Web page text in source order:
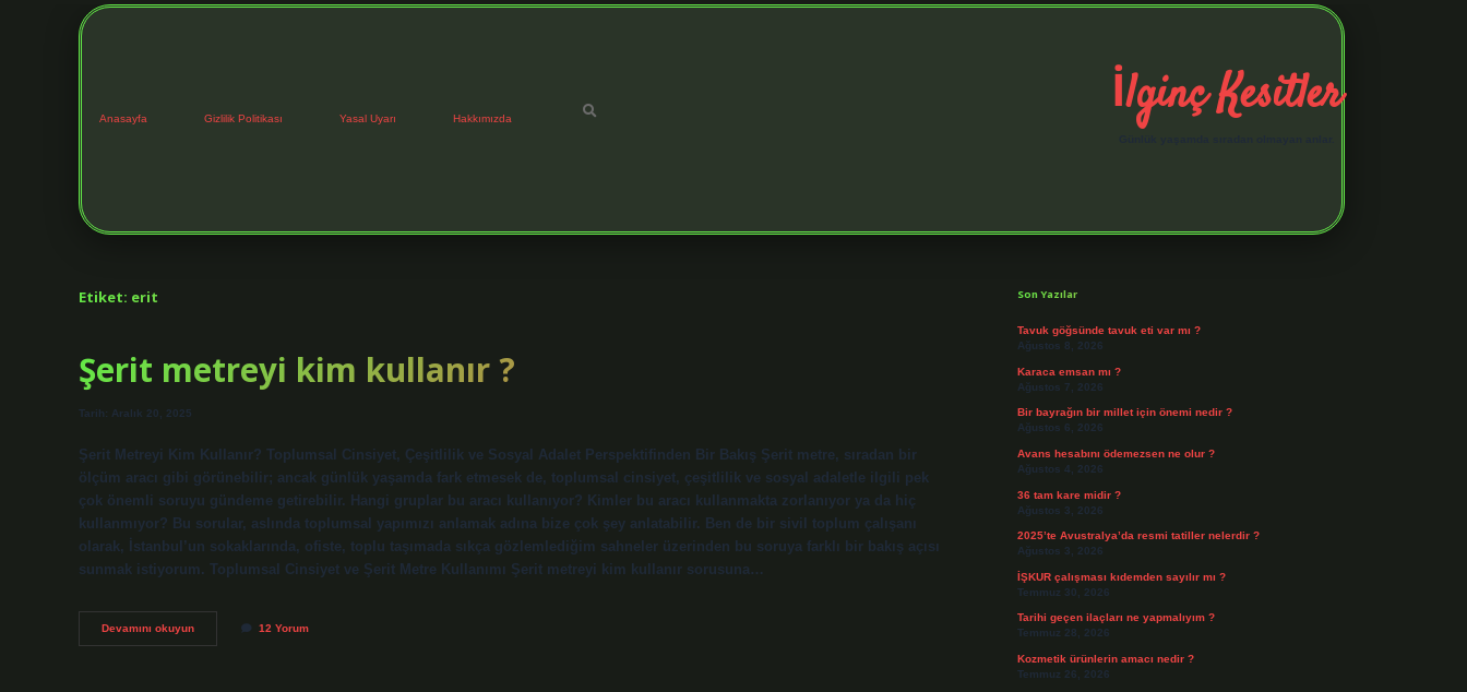
Anasayfa Gizlilik Politikası Yasal Uyarı Hakkımızda İlginç Kesitler
Etiket: erit
Şerit metreyi kim kullanır ?
Tarih: Aralık 20, 2025
Şerit Metreyi Kim Kullanır? Toplumsal Cinsiyet, Çeşitlilik ve Sosyal Adalet Perspektifinden Bir Bakış Şerit metre, sıradan bir
ölçüm aracı gibi görünebilir; ancak günlük yaşamda fark etmesek de, toplumsal cinsiyet, çeşitlilik ve sosyal adaletle ilgili pek
çok önemli soruyu gündeme getirebilir. Hangi gruplar bu aracı kullanıyor? Kimler bu aracı kullanmakta zorlanıyor ya da hiç
kullanmıyor? Bu sorular, aslında toplumsal yapımızı anlamak adına bize çok şey anlatabilir. Ben de bir sivil toplum çalışanı
olarak, İstanbul’un sokaklarında, ofiste, toplu taşımada sıkça gözlemlediğim sahneler üzerinden bu soruya farklı bir bakış açısı
sunmak istiyorum. Toplumsal Cinsiyet ve Şerit Metre Kullanımı Şerit metreyi kim kullanır sorusuna…
Devamını okuyunŞerit
metreyi
12 Yorum
Son Yazılar
Tavuk göğsünde tavuk eti var mı ?
Ağustos 8, 2026
Karaca emsan mı ?
Ağustos 7, 2026
Bir bayrağın bir millet için önemi nedir ?
Ağustos 6, 2026
Avans hesabını ödemezsen ne olur ?
Ağustos 4, 2026
36 tam kare midir ?
Ağustos 3, 2026
2025’te Avustralya’da resmi tatiller nelerdir ?
Ağustos 3, 2026
İŞKUR çalışması kıdemden sayılır mı ?
Temmuz 30, 2026
Tarihi geçen ilaçları ne yapmalıyım ?
Temmuz 28, 2026
Kozmetik ürünlerin amacı nedir ?
Temmuz 26, 2026